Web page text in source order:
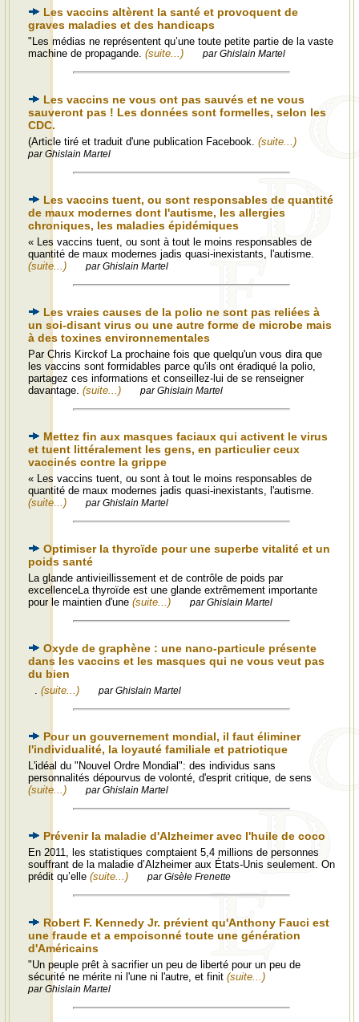
Les vaccins altèrent la santé et provoquent de
graves maladies et des handicaps
"Les médias ne représentent qu’une toute petite partie de la vaste
machine de propagande. (suite...) par Ghislain Martel
Les vaccins ne vous ont pas sauvés et ne vous
sauveront pas ! Les données sont formelles, selon les
CDC.
(Article tiré et traduit d'une publication Facebook. (suite...)
par Ghislain Martel
Les vaccins tuent, ou sont responsables de quantité
de maux modernes dont l'autisme, les allergies
chroniques, les maladies épidémiques
« Les vaccins tuent, ou sont à tout le moins responsables de
quantité de maux modernes jadis quasi-inexistants, l'autisme.
(suite...)
par Ghislain Martel
Les vraies causes de la polio ne sont pas reliées à
un soi-disant virus ou une autre forme de microbe mais
à des toxines environnementales
Par Chris Kirckof La prochaine fois que quelqu'un vous dira que
les vaccins sont formidables parce qu'ils ont éradiqué la polio,
partagez ces informations et conseillez-lui de se renseigner
davantage. (suite...) par Ghislain Martel
Mettez fin aux masques faciaux qui activent le virus
et tuent littéralement les gens, en particulier ceux
vaccinés contre la grippe
« Les vaccins tuent, ou sont à tout le moins responsables de
quantité de maux modernes jadis quasi-inexistants, l'autisme.
(suite...)
par Ghislain Martel
Optimiser la thyroïde pour une superbe vitalité et un
poids santé
La glande antivieillissement et de contrôle de poids par
excellenceLa thyroïde est une glande extrêmement importante
pour le maintien d'une (suite...) par Ghislain Martel
Oxyde de graphène : une nano-particule présente
dans les vaccins et les masques qui ne vous veut pas
du bien
. (suite...) par Ghislain Martel
Pour un gouvernement mondial, il faut éliminer
l'individualité, la loyauté familiale et patriotique
L'idéal du "Nouvel Ordre Mondial": des individus sans
personnalités dépourvus de volonté, d'esprit critique, de sens
(suite...)
par Ghislain Martel
Prévenir la maladie d'Alzheimer avec l'huile de coco
En 2011, les statistiques comptaient 5,4 millions de personnes
souffrant de la maladie d’Alzheimer aux États-Unis seulement. On
prédit qu’elle (suite...) par Gisèle Frenette
Robert F. Kennedy Jr. prévient qu'Anthony Fauci est
une fraude et a empoisonné toute une génération
d'Américains
"Un peuple prêt à sacrifier un peu de liberté pour un peu de
sécurité ne mérite ni l'une ni l'autre, et finit (suite...)
par Ghislain Martel